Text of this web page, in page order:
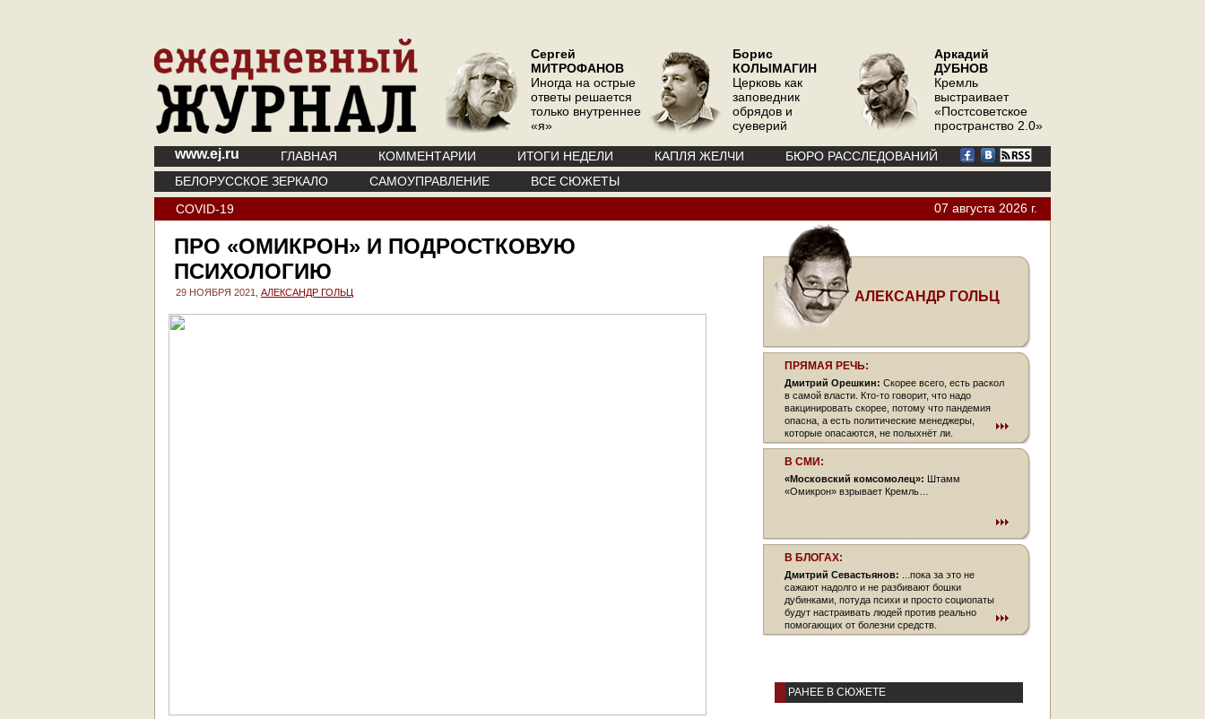
Сергей
МИТРОФАНОВ
Иногда на острые
ответы решается
только внутреннее
«я»
Борис
КОЛЫМАГИН
Церковь как
заповедник
обрядов и
суеверий
Аркадий
ДУБНОВ
Кремль
выстраивает
«Постсоветское
пространство 2.0»
www.ej.ru ГЛАВНАЯ КОММЕНТАРИИ ИТОГИ НЕДЕЛИ КАПЛЯ ЖЕЛЧИ
БЮРО РАССЛЕДОВАНИЙ
БЕЛОРУССКОЕ ЗЕРКАЛО
САМОУПРАВЛЕНИЕ
ВСЕ СЮЖЕТЫ
COVID-19
07 августа 2026 г.
ПРО «ОМИКРОН» И ПОДРОСТКОВУЮ
ПСИХОЛОГИЮ
29 НОЯБРЯ 2021, АЛЕКСАНДР ГОЛЬЦ АЛЕКСАНДР ГОЛЬЦ
ПРЯМАЯ РЕЧЬ:
Дмитрий Орешкин: Скорее всего, есть раскол
в самой власти. Кто-то говорит, что надо
вакцинировать скорее, потому что пандемия
опасна, а есть политические менеджеры,
которые опасаются, не полыхнёт ли.
В СМИ:
«Московский комсомолец»: Штамм
«Омикрон» взрывает Кремль…
В БЛОГАХ:
Дмитрий Севастьянов: ...пока за это не
сажают надолго и не разбивают бошки
дубинками, потуда психи и просто социопаты
будут настраивать людей против реально
помогающих от болезни средств.
РАНЕЕ В СЮЖЕТЕ